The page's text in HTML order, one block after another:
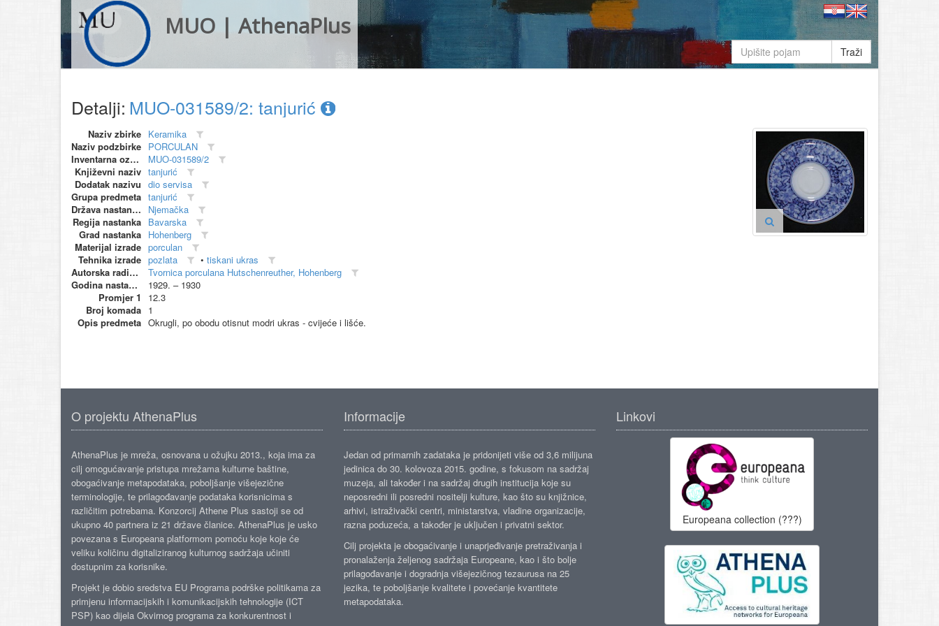
MUO | AthenaPlus
Traži
Detalji: MUO-031589/2: tanjurić
Naziv zbirke Keramika
Naziv podzbirke PORCULAN
Inventarna oznaka
MUO-031589/2
Književni naziv tanjurić
Dodatak nazivu dio servisa
Grupa predmeta tanjurić
Država nastanka
Njemačka
Regija nastanka Bavarska
Grad nastanka Hohenberg
Materijal izrade porculan
Tehnika izrade pozlata • tiskani ukras
Autorska radionica (proizvođač)
Tvornica porculana Hutschenreuther, Hohenberg
Godina nastanka
1929. – 1930
Promjer 1
12.3
Broj komada 1
Opis predmeta Okrugli, po obodu otisnut modri ukras - cvijeće i lišće.
O projektu AthenaPlus
AthenaPlus je mreža, osnovana u ožujku 2013., koja ima za
cilj omogućavanje pristupa mrežama kulturne baštine,
obogaćivanje metapodataka, poboljšanje višejezične
terminologije, te prilagođavanje podataka korisnicima s
različitim potrebama. Konzorcij Athene Plus sastoji se od
ukupno 40 partnera iz 21 države članice. AthenaPlus je usko
povezana s Europeana platformom pomoću koje koje će
veliku količinu digitaliziranog kulturnog sadržaja učiniti
dostupnim za korisnike.
Projekt je dobio sredstva EU Programa podrške politikama za
primjenu informacijskih i komunikacijskih tehnologije (ICT
PSP) kao dijela Okvirnog programa za konkurentnost i
Informacije
Jedan od primarnih zadataka je pridonijeti više od 3,6 milijuna
jedinica do 30. kolovoza 2015. godine, s fokusom na sadržaj
muzeja, ali također i na sadržaj drugih institucija koje su
neposredni ili posredni nositelji kulture, kao što su knjižnice,
arhivi, istraživački centri, ministarstva, vladine organizacije,
razna poduzeća, a također je uključen i privatni sektor.
Cilj projekta je obogaćivanje i unaprjeđivanje pretraživanja i
pronalaženja željenog sadržaja Europeane, kao i što bolje
prilagođavanje i dogradnja višejezičnog tezaurusa na 25
jezika, te poboljšanje kvalitete i povećanje kvantitete
metapodataka.
Linkovi
Europeana collection (???)